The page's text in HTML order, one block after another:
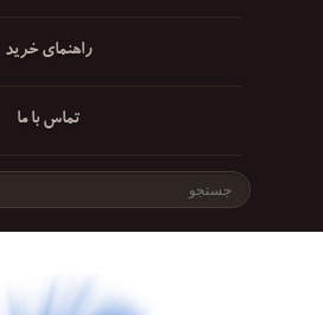
راهنمای خرید
تماس با ما